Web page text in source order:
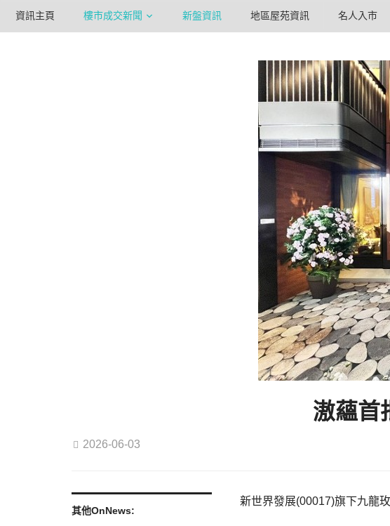
資訊主頁 樓市成交新聞 新盤資訊 地區屋苑資訊 名人入市
滶蘊首
2026-06-03
其他OnNews:
新世界發展(00017)旗下九龍